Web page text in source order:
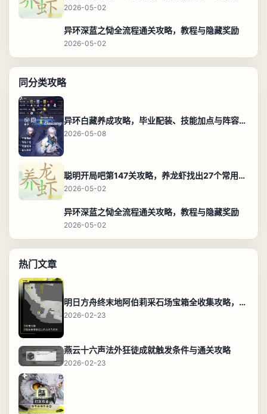
2026-05-02
异环深蓝之恸全流程通关攻略，教程与隐藏奖励
2026-05-02
同分类攻略
异环白藏养成攻略，毕业配装、技能加点与阵容搭配保姆级解析
2026-05-08
聪明开局吧第147关攻略，养龙虾找出27个常用字通关答案
2026-05-02
异环深蓝之恸全流程通关攻略，教程与隐藏奖励
2026-05-02
热门文章
明日方舟终末地阿伯莉采石场宝箱全收集攻略，全点位分布图与路线
2026-02-23
燕云十六声法外狂徒成就触发条件与通关攻略
2026-02-23